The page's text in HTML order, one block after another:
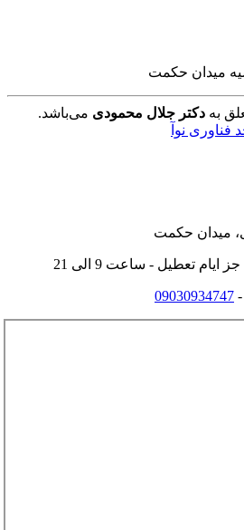
میدان حکمت
به دکتر جلال محمودی می‌باشد.
فناوری نوآ
میدان حکمت
ایام تعطیل - ساعت 9 الی 21
-
09030934747